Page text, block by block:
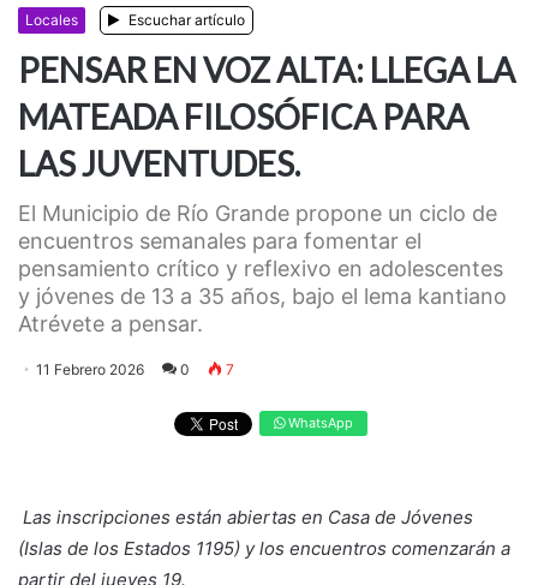
Locales Escuchar artículo
PENSAR EN VOZ ALTA: LLEGA LA
MATEADA FILOSÓFICA PARA
LAS JUVENTUDES.
El Municipio de Río Grande propone un ciclo de
encuentros semanales para fomentar el
pensamiento crítico y reflexivo en adolescentes
y jóvenes de 13 a 35 años, bajo el lema kantiano
Atrévete a pensar.
11 Febrero 2026 0 7
WhatsApp
Las inscripciones están abiertas en Casa de Jóvenes
(Islas de los Estados 1195) y los encuentros comenzarán a
partir del jueves 19.